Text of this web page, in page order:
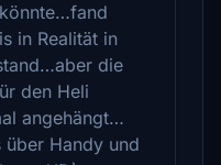
in Realität in
die
den Heli
angehängt…
Handy und